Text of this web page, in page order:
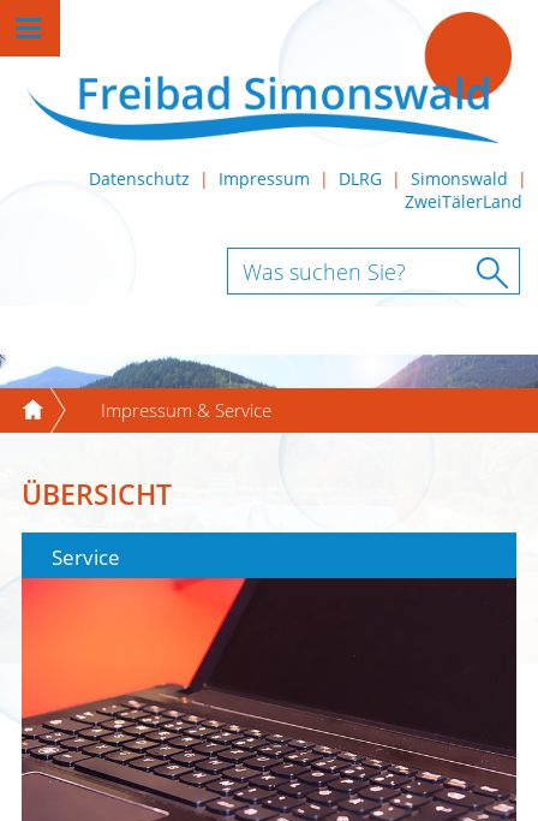
Datenschutz | Impressum | DLRG | Simonswald
|
ZweiTälerLand
Impressum & Service
ÜBERSICHT
Service